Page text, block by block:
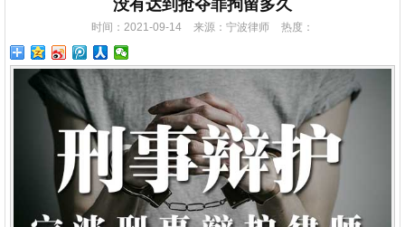
没有达到抢夺罪拘留多久
时间：2021-09-14 来源：宁波律师 热度：